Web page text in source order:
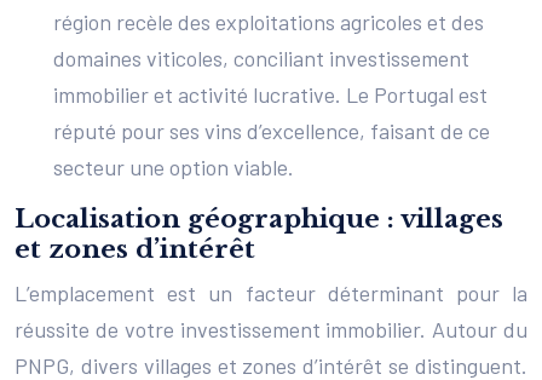
région recèle des exploitations agricoles et des
domaines viticoles, conciliant investissement
immobilier et activité lucrative. Le Portugal est
réputé pour ses vins d’excellence, faisant de ce
secteur une option viable.
Localisation géographique : villages
et zones d’intérêt
L’emplacement est un facteur déterminant pour la
réussite de votre investissement immobilier. Autour du
PNPG, divers villages et zones d’intérêt se distinguent.